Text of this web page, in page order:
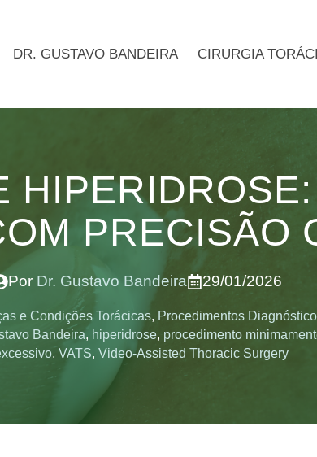
DR. GUSTAVO BANDEIRA CIRURGIA
PRECISÃO
Por Dr. Gustavo Bandeira 29/01/2026
e Condições Torácicas, Procedimentos
Bandeira, hiperidrose, procedimento
, VATS, Video-Assisted Thoracic Surgery